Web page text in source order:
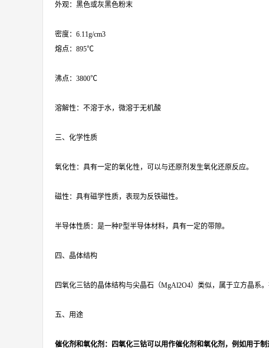
外观：黑色或灰黑色粉末
密度：6.11g/cm3
熔点：895℃
沸点：3800℃
溶解性：不溶于水，微溶于无机酸
三、化学性质
氧化性：具有一定的氧化性，可以与还原剂发生氧化还原反应。
磁性：具有磁学性质，表现为反铁磁性。
半导体性质：是一种P型半导体材料，具有一定的带隙。
四、晶体结构
四氧化三钴的晶体结构与尖晶石（MgAl2O4）类似，属于立方晶系
五、用途
催化剂和氧化剂：四氧化三钴可以用作催化剂和氧化剂，例如用于制